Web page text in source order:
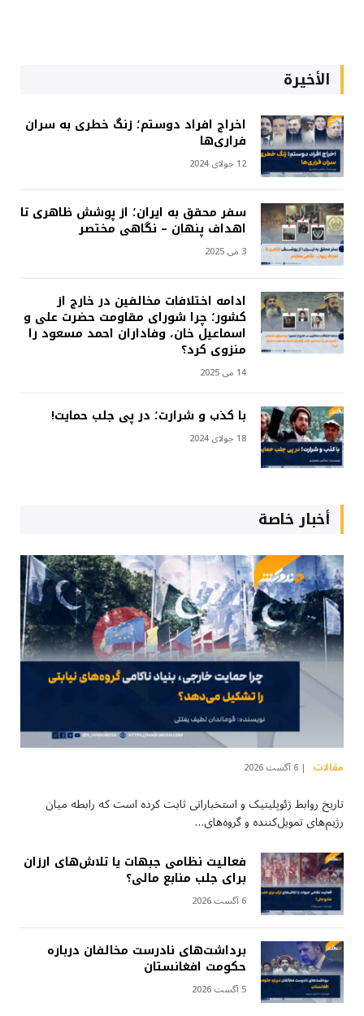
الأخيرة
اخراج افراد دوستم؛ زنگ خطری به سران
فراری‌ها
12 جولای 2024
سفر محقق به ایران؛ از پوشش ظاهری تا
اهداف پنهان – نگاهی مختصر
3 می 2025
ادامه اختلافات مخالفین در خارج از
کشور؛ چرا شورای مقاومت حضرت علی و
اسماعیل خان، وفاداران احمد مسعود را
منزوی کرد؟
14 می 2025
با کذب و شرارت؛ در پی جلب حمایت!
18 جولای 2024
أخبار خاصة
مقالات 6 آگست 2026
تاریخ روابط ژئوپلیتیک و استخباراتی ثابت کرده است که رابطه میان
رژیم‌های تمویل‌کننده و گروه‌های…
فعالیت نظامی جبهات یا تلاش‌های ارزان
برای جلب منابع مالی؟
6 آگست 2026
برداشت‌های نادرست مخالفان درباره
حکومت افغانستان
5 آگست 2026